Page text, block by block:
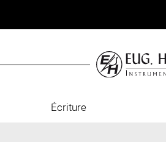
Écriture